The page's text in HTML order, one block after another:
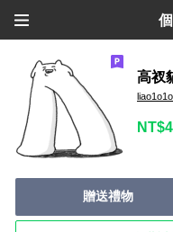
高衩
liao1o1o
贈送禮物